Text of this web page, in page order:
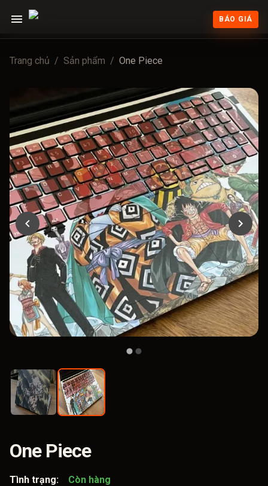
BÁO GIÁ
Trang chủ / Sản phẩm / One Piece
One Piece
Tình trạng: Còn hàng